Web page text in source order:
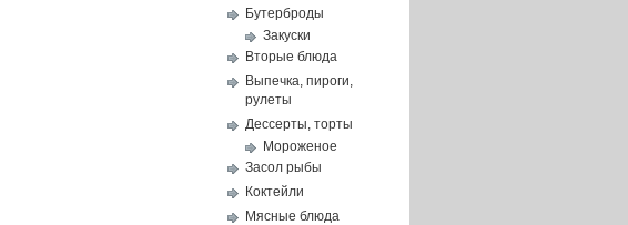
Бутерброды
Закуски
Вторые блюда
Выпечка, пироги,
рулеты
Дессерты, торты
Мороженое
Засол рыбы
Коктейли
Мясные блюда